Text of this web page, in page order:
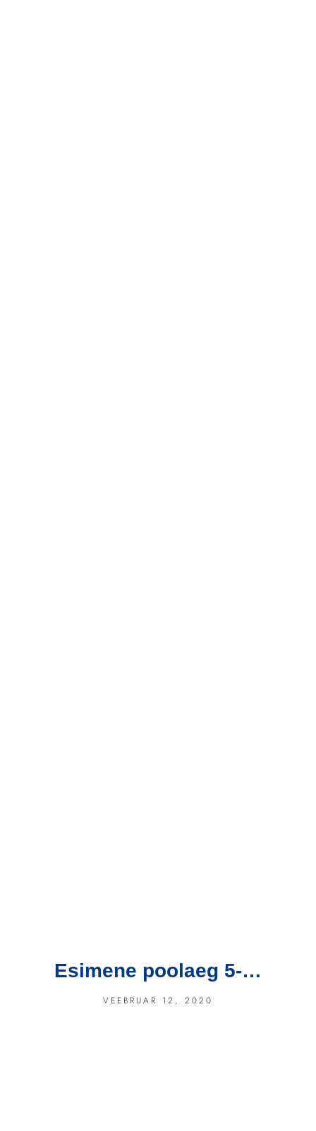
Esimene poolaeg 5-…
VEEBRUAR 12, 2020